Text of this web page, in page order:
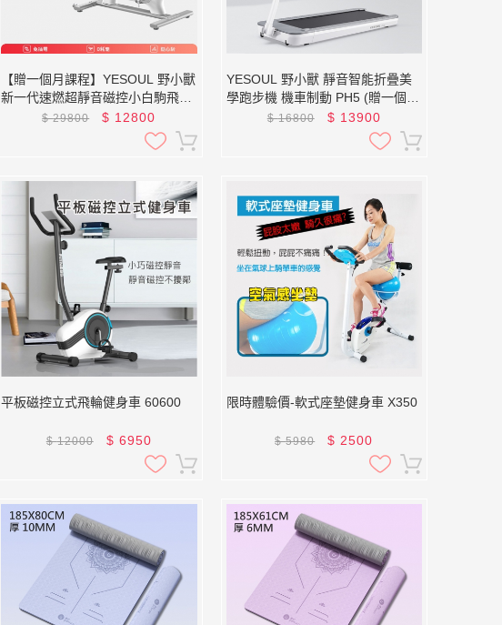
【贈一個月課程】YESOUL 野小獸
新一代速燃超靜音磁控小白駒飛輪
車 自發電款 M2M
$29800 $ 12800
YESOUL 野小獸 靜音智能折疊美
學跑步機 機車制動 PH5 (贈一個月
免費課程)
$16800 $ 13900
平板磁控立式飛輪健身車 60600
$12000 $ 6950
限時體驗價-軟式座墊健身車 X350
$5980 $2500